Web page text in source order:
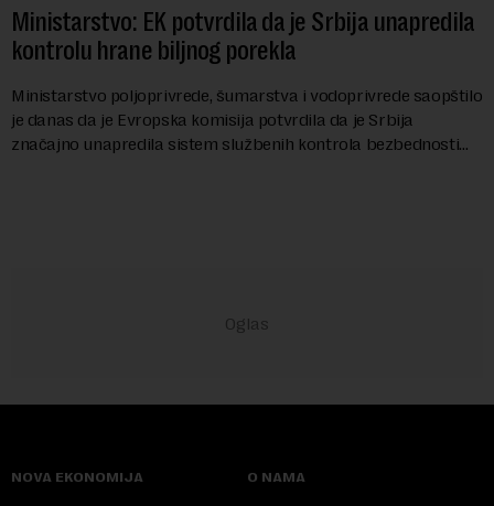
Ministarstvo: EK potvrdila da je Srbija unapredila
kontrolu hrane biljnog porekla
Ministarstvo poljoprivrede, šumarstva i vodoprivrede saopštilo
je danas da je Evropska komisija potvrdila da je Srbija
značajno unapredila sistem službenih kontrola bezbednosti
NOVA EKONOMIJA O NAMA